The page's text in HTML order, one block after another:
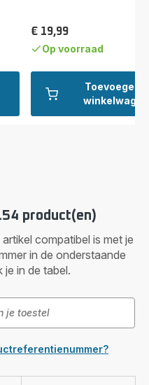
Toevoegen
Prijs
€ 19,99
Op voorraad
product(en)
compatibel is met je
in de onderstaande
je in de tabel.